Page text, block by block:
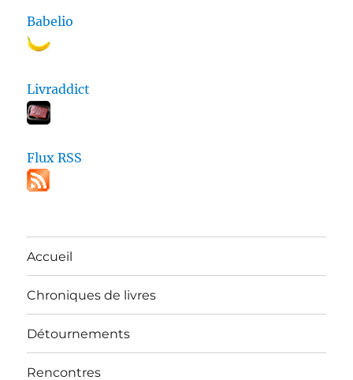
Babelio
Livraddict
Flux RSS
Accueil
Chroniques de livres
Détournements
Rencontres